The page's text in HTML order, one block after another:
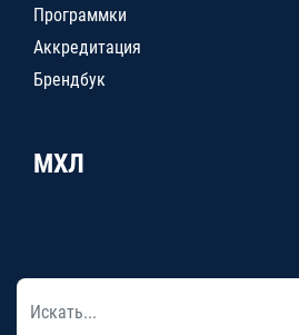
Программки
Аккредитация
Брендбук
МХЛ